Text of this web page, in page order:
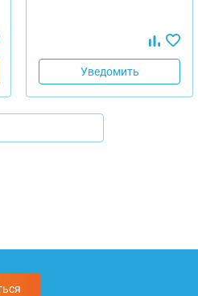
Уведомить